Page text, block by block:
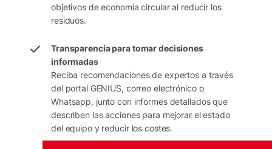
objetivos de economía circular al reducir los
residuos.
Transparencia para tomar decisiones
informadas
Reciba recomendaciones de expertos a través
del portal GENIUS, correo electrónico o
Whatsapp, junto con informes detallados que
describen las acciones para mejorar el estado
del equipo y reducir los costes.